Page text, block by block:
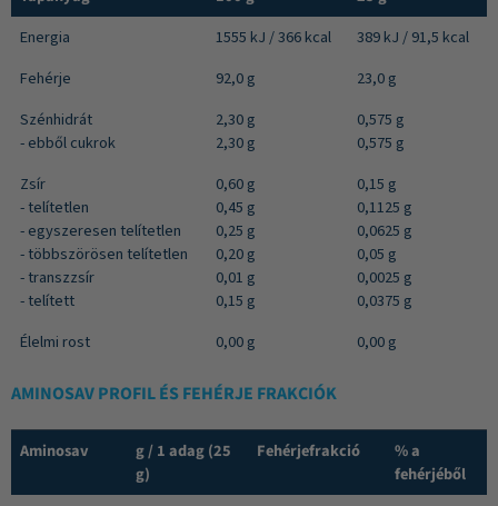
Energia
1555 kJ / 366 kcal
389 kJ / 91,5 kcal
Fehérje
92,0 g
23,0 g
Szénhidrát
- ebből cukrok
2,30 g
2,30 g
0,575 g
0,575 g
Zsír
- telítetlen
- egyszeresen telítetlen
- többszörösen telítetlen
- transzzsír
- telített
0,60 g
0,45 g
0,25 g
0,20 g
0,01 g
0,15 g
0,15 g
0,1125 g
0,0625 g
0,05 g
0,0025 g
0,0375 g
Élelmi rost
0,00 g 0,00 g
AMINOSAV PROFIL ÉS FEHÉRJE FRAKCIÓK
Aminosav
g / 1 adag (25
g)
Fehérjefrakció
% a
fehérjéből